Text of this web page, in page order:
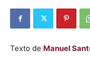
Texto de Manuel